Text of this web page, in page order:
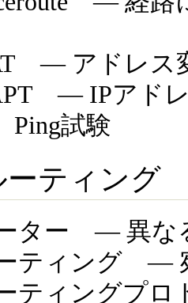
― アドレス
― IPアドレ
試験
ーティング
ター ― 異な
ティング ―
ティングプ